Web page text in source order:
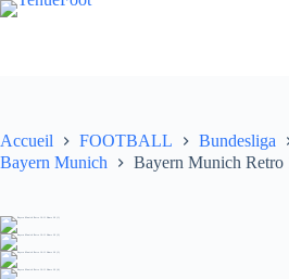
Passer
Accueil FOOTBALL
Bundesliga
Bayern Munich
Bayern Munich Retro